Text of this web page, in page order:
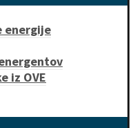
energije
iz OVE